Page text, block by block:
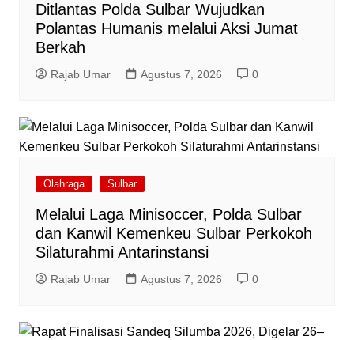
Ditlantas Polda Sulbar Wujudkan
Polantas Humanis melalui Aksi Jumat
Berkah
Rajab Umar Agustus 7, 2026 0
Olahraga Sulbar
Melalui Laga Minisoccer, Polda Sulbar
dan Kanwil Kemenkeu Sulbar Perkokoh
Silaturahmi Antarinstansi
Rajab Umar Agustus 7, 2026 0